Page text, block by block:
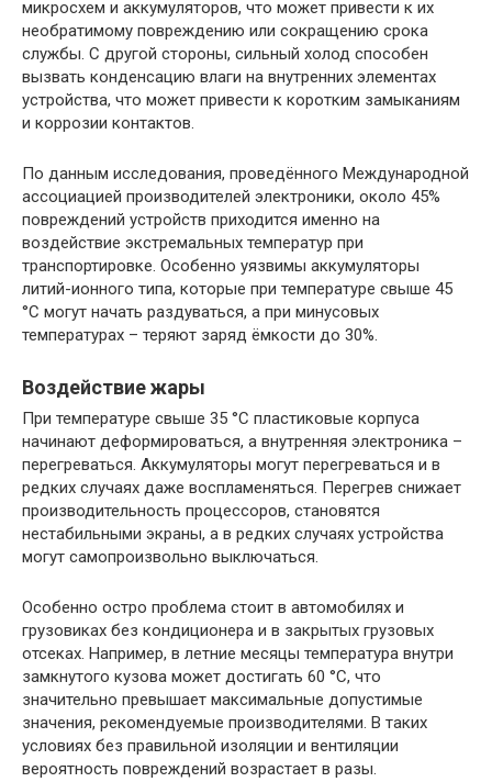
микросхем и аккумуляторов, что может привести к их
необратимому повреждению или сокращению срока
службы. С другой стороны, сильный холод способен
вызвать конденсацию влаги на внутренних элементах
устройства, что может привести к коротким замыканиям
и коррозии контактов.
По данным исследования, проведённого Международной
ассоциацией производителей электроники, около 45%
повреждений устройств приходится именно на
воздействие экстремальных температур при
транспортировке. Особенно уязвимы аккумуляторы
литий-ионного типа, которые при температуре свыше 45
°C могут начать раздуваться, а при минусовых
температурах – теряют заряд ёмкости до 30%.
Воздействие жары
При температуре свыше 35 °C пластиковые корпуса
начинают деформироваться, а внутренняя электроника –
перегреваться. Аккумуляторы могут перегреваться и в
редких случаях даже воспламеняться. Перегрев снижает
производительность процессоров, становятся
нестабильными экраны, а в редких случаях устройства
могут самопроизвольно выключаться.
Особенно остро проблема стоит в автомобилях и
грузовиках без кондиционера и в закрытых грузовых
отсеках. Например, в летние месяцы температура внутри
замкнутого кузова может достигать 60 °C, что
значительно превышает максимальные допустимые
значения, рекомендуемые производителями. В таких
условиях без правильной изоляции и вентиляции
вероятность повреждений возрастает в разы.